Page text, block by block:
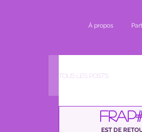
À propos
Tous les posts
EST DE